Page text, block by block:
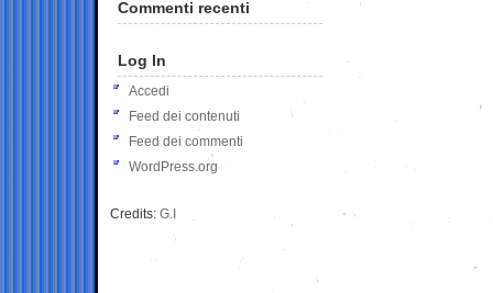
Commenti recenti
Log In
Accedi
Feed dei contenuti
Feed dei commenti
WordPress.org
Credits: G.I